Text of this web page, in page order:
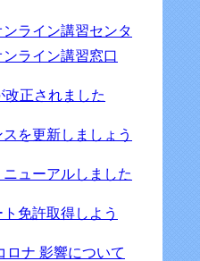
ライン講習センタ
ライン講習窓口
改正されました
を更新しましょう
ューアルしました
免許取得しよう
ロナ 影響について